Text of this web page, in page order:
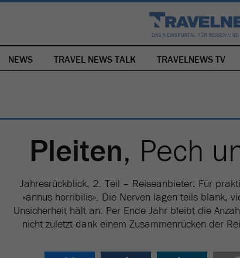
NEWS TRAVEL NEWS TALK TRAVELNEWS TV
Pleiten, Pech
Jahresrückblick, 2. Teil – Reiseanbieter: Für
«annus horribilis». Die Nerven lagen teils blank,
Unsicherheit hält an. Per Ende Jahr bleibt die
nicht zuletzt dank einem Zusammenrücken der